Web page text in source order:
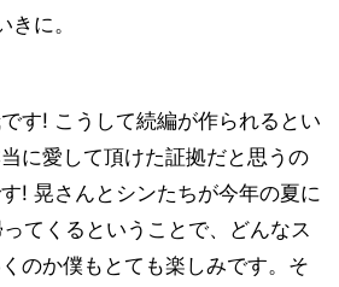
に。
す! こうして続編が作られるとい
に愛して頂けた証拠だと思うの
! 晃さんとシンたちが今年の夏に
てくるということで、どんなス
のか僕もとても楽しみです。そ